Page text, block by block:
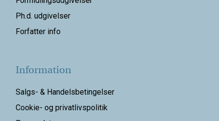
Ph.d. udgivelser
Forfatter info
Information
Salgs- & Handelsbetingelser
Cookie- og privatlivspolitik